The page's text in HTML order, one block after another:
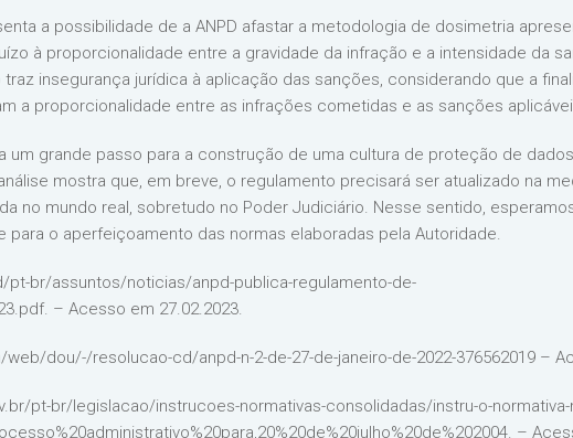
a possibilidade de a ANPD afastar a metodologia de dosimetria
à proporcionalidade entre a gravidade da infração e a intensidade da
insegurança jurídica à aplicação das sanções, considerando que a
a proporcionalidade entre as infrações cometidas e as sanções
um grande passo para a construção de uma cultura de proteção de
mostra que, em breve, o regulamento precisará ser atualizado na
no mundo real, sobretudo no Poder Judiciário. Nesse sentido,
o aperfeiçoamento das normas elaboradas pela Autoridade.
pt-br/assuntos/noticias/anpd-publica-regulamento-de-
– Acesso em 27.02.2023.
dou/-/resolucao-cd/anpd-n-2-de-27-de-janeiro-de-2022-376562019 –
pt-br/legislacao/instrucoes-normativas-consolidadas/instru-o-
–